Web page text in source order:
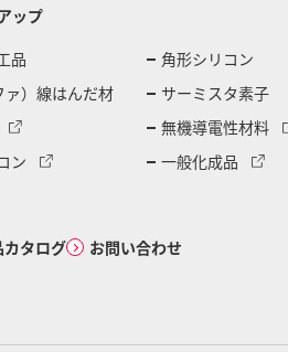
ップ
品
角形シリコン
）線はんだ材
サーミスタ素子
無機導電性材料
ン
一般化成品
カタログ お問い合わせ